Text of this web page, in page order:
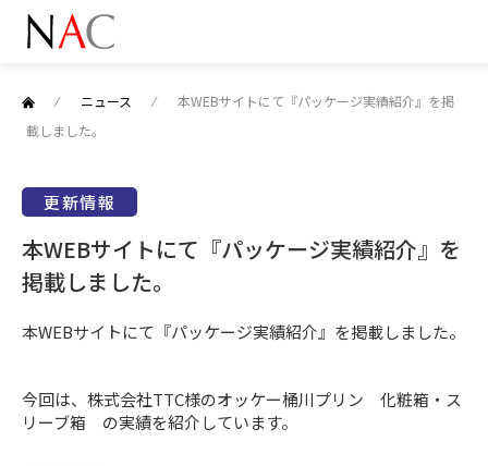
⁄ ニュース ⁄
本WEBサイトにて『パッケージ実績紹介』を掲
載しました。
更新情報
本WEBサイトにて『パッケージ実績紹介』を
掲載しました。
本WEBサイトにて『パッケージ実績紹介』を掲載しました。
今回は、株式会社TTC様のオッケー桶川プリン 化粧箱・ス
リーブ箱 の実績を紹介しています。